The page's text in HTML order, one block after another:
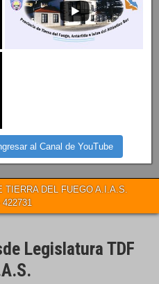
al Canal de YouTube
TIERRA DEL FUEGO A.I.A.S.
422731
Legislatura TDF